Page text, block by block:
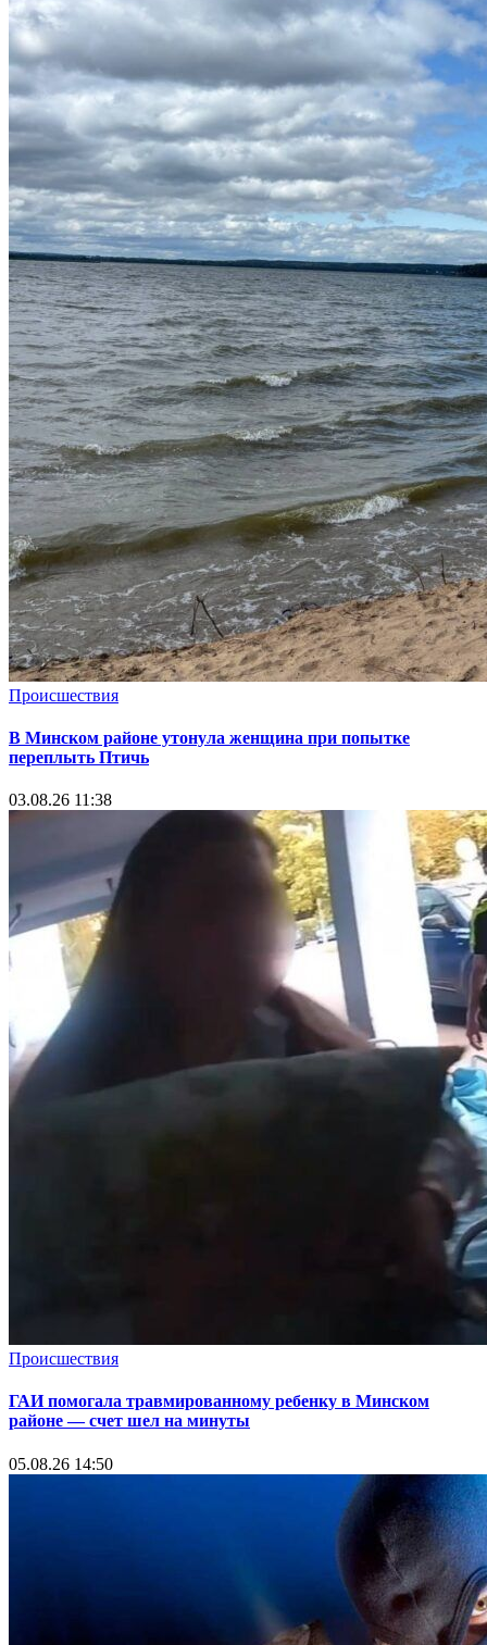
Происшествия
В Минском районе утонула женщина при попытке
переплыть Птичь
03.08.26 11:38
Происшествия
ГАИ помогала травмированному ребенку в Минском
районе — счет шел на минуты
05.08.26 14:50